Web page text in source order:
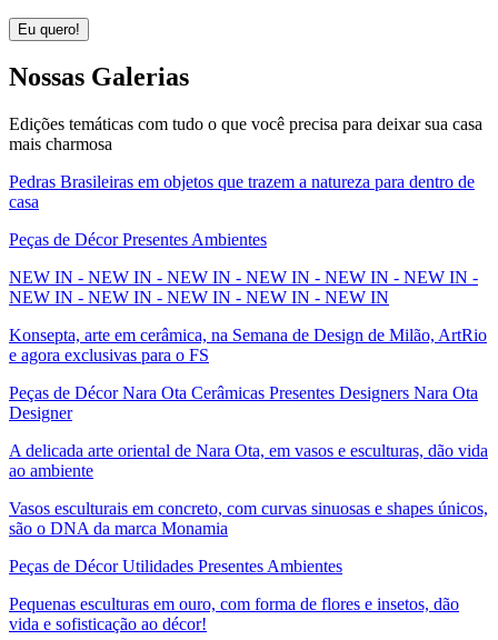
Eu quero!
Nossas Galerias
Edições temáticas com tudo o que você precisa para deixar sua casa
mais charmosa
Pedras Brasileiras em objetos que trazem a natureza para dentro de
casa
Peças de Décor Presentes Ambientes
NEW IN - NEW IN - NEW IN - NEW IN - NEW IN - NEW IN -
NEW IN - NEW IN - NEW IN - NEW IN - NEW IN
Konsepta, arte em cerâmica, na Semana de Design de Milão, ArtRio
e agora exclusivas para o FS
Peças de Décor Nara Ota Cerâmicas Presentes Designers Nara Ota
Designer
A delicada arte oriental de Nara Ota, em vasos e esculturas, dão vida
ao ambiente
Vasos esculturais em concreto, com curvas sinuosas e shapes únicos,
são o DNA da marca Monamia
Peças de Décor Utilidades Presentes Ambientes
Pequenas esculturas em ouro, com forma de flores e insetos, dão
vida e sofisticação ao décor!